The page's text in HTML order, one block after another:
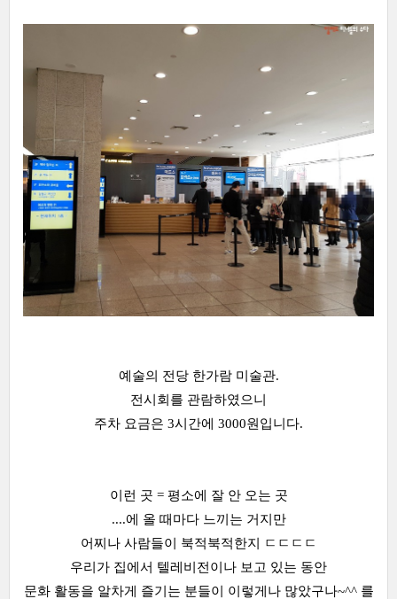
예술의 전당 한가람 미술관.
전시회를 관람하였으니
주차 요금은 3시간에 3000원입니다.
이런 곳 = 평소에 잘 안 오는 곳
....에 올 때마다 느끼는 거지만
어찌나 사람들이 북적북적한지 ㄷㄷㄷㄷ
우리가 집에서 텔레비전이나 보고 있는 동안
문화 활동을 알차게 즐기는 분들이 이렇게나 많았구나~^^ 를